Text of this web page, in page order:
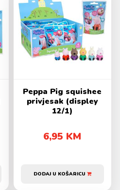
Peppa Pig squishee
privjesak (displey
12/1)
6,95 KM
DODAJ U KOŠARICU